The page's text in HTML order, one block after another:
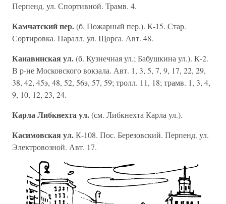
Перпенд. ул. Спортивной. Трамв. 4.
Камчатский пер.(б. Пожарный пер.). К-15. Стар.
Сортировка. Паралл. ул. Щорса. Авт. 48.
Канавинская ул.(б. Кузнечная ул.; Бабушкина ул.). К-2.
В р-не Московского вокзала. Авт. 1, 3, 5, 7, 9, 17, 22, 29,
38, 42, 45э, 48, 52, 56э, 57, 59; тролл. 11, 18; трамв. 1, 3, 4,
9, 10, 12, 23, 24.
Карла Либкнехта ул.(см. Либкнехта Карла ул.).
Касимовская ул.К-108. Пос. Березовский. Перпенд. ул.
Электровозной. Авт. 17.